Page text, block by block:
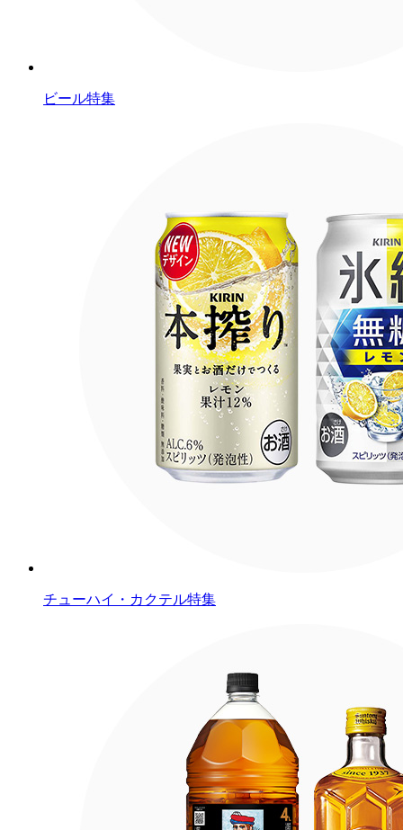
ビール特集
チューハイ・カクテル特集